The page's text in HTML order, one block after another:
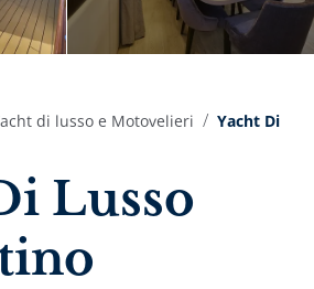
di lusso e Motovelieri
Yacht Di
Lusso